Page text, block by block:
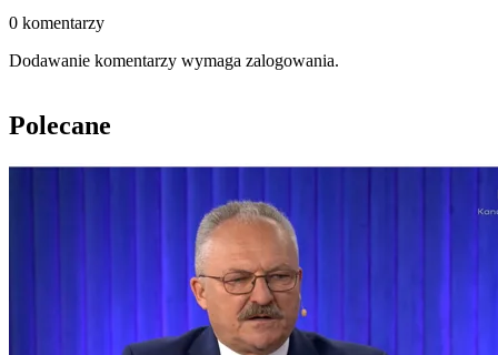
0 komentarzy
Dodawanie komentarzy wymaga zalogowania.
Polecane